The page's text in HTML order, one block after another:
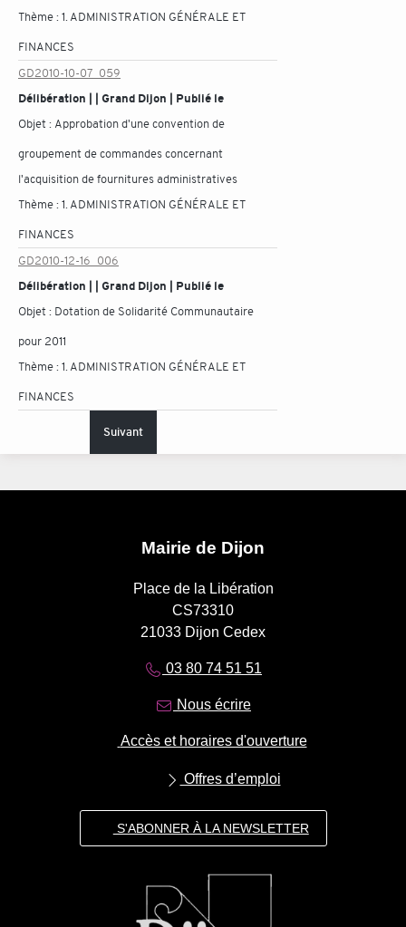
Thème :1. ADMINISTRATION GÉNÉRALE ET
FINANCES
GD2010-10-07_059
Délibération | | Grand Dijon | Publié le
Objet : Approbation d'une convention de
groupement de commandes concernant
l'acquisition de fournitures administratives
Thème :1. ADMINISTRATION GÉNÉRALE ET
FINANCES
GD2010-12-16_006
Délibération | | Grand Dijon | Publié le
Objet : Dotation de Solidarité Communautaire
pour 2011
Thème :1. ADMINISTRATION GÉNÉRALE ET
FINANCES
Suivant
Mairie de Dijon
Place de la Libération
CS73310
21033 Dijon Cedex
03 80 74 51 51
Nous écrire
Accès et horaires d'ouverture
Offres d’emploi
S'ABONNER À LA NEWSLETTER